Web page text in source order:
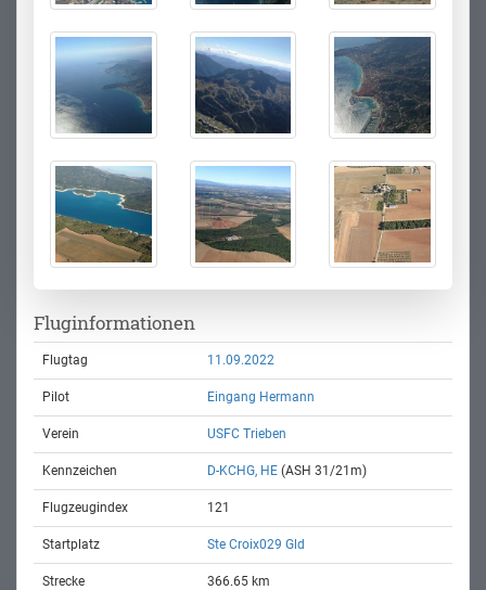
Fluginformationen
Flugtag 11.09.2022
Pilot Eingang Hermann
Verein USFC Trieben
Kennzeichen D-KCHG, HE (ASH 31/21m)
Flugzeugindex 121
Startplatz Ste Croix029 Gld
Strecke 366.65 km